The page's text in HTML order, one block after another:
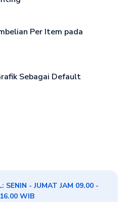
Per Item pada
Sebagai Default
SENIN - JUMAT JAM 09.00 -
16.00 WIB